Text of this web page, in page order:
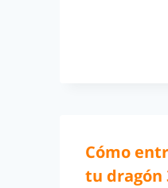
Cómo
tu dragón